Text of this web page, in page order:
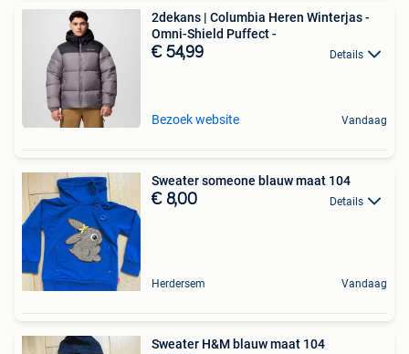
2dekans | Columbia Heren Winterjas -
Omni-Shield Puffect -
€ 54,99 Details
Bezoek website Vandaag
Sweater someone blauw maat 104
€ 8,00 Details
Herdersem Vandaag
Sweater H&M blauw maat 104